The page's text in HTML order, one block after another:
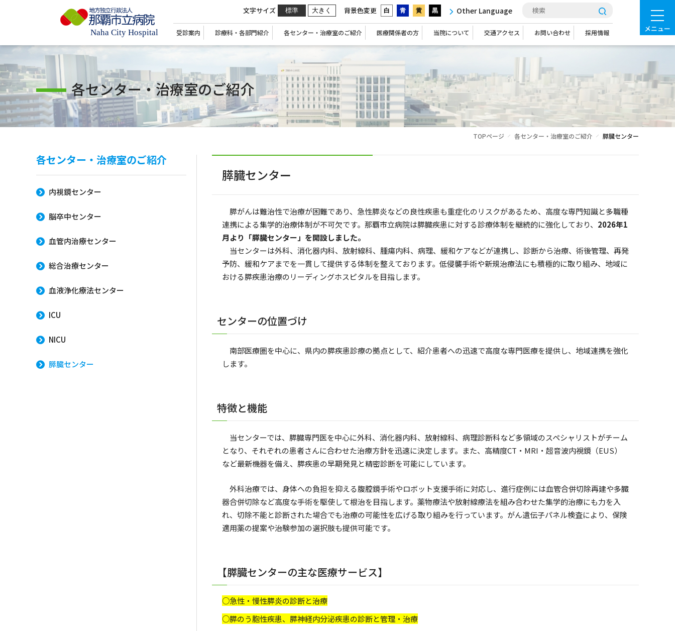
メニュー
文字サイズ 標準 大きく 背景色変更 白 青 黄 黒 Other Language
受診案内 診療科・各部門紹介 各センター・治療室のご紹介 医療関係者の方 当院について 交通アクセス お問い合わせ 採用情報
各センター・治療室のご紹介
TOPページ 各センター・治療室のご紹介 膵臓センター
膵臓センター
膵がんは難治性で治療が困難であり、急性膵炎などの良性疾患も重症化のリスクがあるため、高度な専門知識と多職種
連携による集学的治療体制が不可欠です。那覇市立病院は膵臓疾患に対する診療体制を継続的に強化しており、 2026年1
月より「膵臓センター」を開設しました。
当センターは外科、消化器内科、放射線科、腫瘍内科、病理、緩和ケアなどが連携し、診断から治療、術後管理、再発
予防、緩和ケアまでを一貫して提供する体制を整えております。低侵襲手術や新規治療法にも積極的に取り組み、地域に
おける膵疾患治療のリーディングホスピタルを目指します。
センターの位置づけ
南部医療圏を中心に、県内の膵疾患診療の拠点として、紹介患者への迅速で高度な専門医療を提供し、地域連携を強化
します。
特徴と機能
当センターでは、膵臓専門医を中心に外科、消化器内科、放射線科、病理診断科など多領域のスペシャリストがチーム
となり、それぞれの患者さんに合わせた治療方針を迅速に決定します。また、高精度CT・MRI・超音波内視鏡（EUS）
など最新機器を備え、膵疾患の早期発見と精密診断を可能にしています。
外科治療では、身体への負担を抑える腹腔鏡手術やロボット支援手術に対応し、進行症例には血管合併切除再建や多臓
器合併切除など高度な手術を駆使して根治を目指します。薬物療法や放射線療法を組み合わせた集学的治療にも力を入
れ、切除不能と診断された場合でも治療の可能性を広げる取り組みを行っています。がん遺伝子パネル検査により、保険
適用薬の提案や治験参加の選択肢も提供可能です。
【膵臓センターの主な医療サービス】
○急性・慢性膵炎の診断と治療
○膵のう胞性疾患、膵神経内分泌疾患の診断と管理・治療
各センター・治療室のご紹介
内視鏡センター
脳卒中センター
血管内治療センター
総合治療センター
血液浄化療法センター
ICU
NICU
膵臓センター